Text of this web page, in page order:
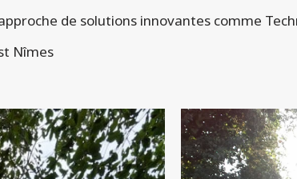
de solutions innovantes comme
Nîmes